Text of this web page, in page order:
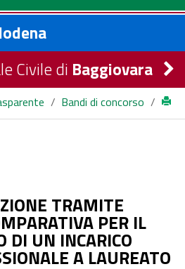
Civile di Baggiovara
/ Bandi di concorso /
PROCEDURA
DI UN INCARICO
LAUREATO PRESSO LA S.C. DI
TRAMITE
PER IL
DI UN INCARICO
A LAUREATO